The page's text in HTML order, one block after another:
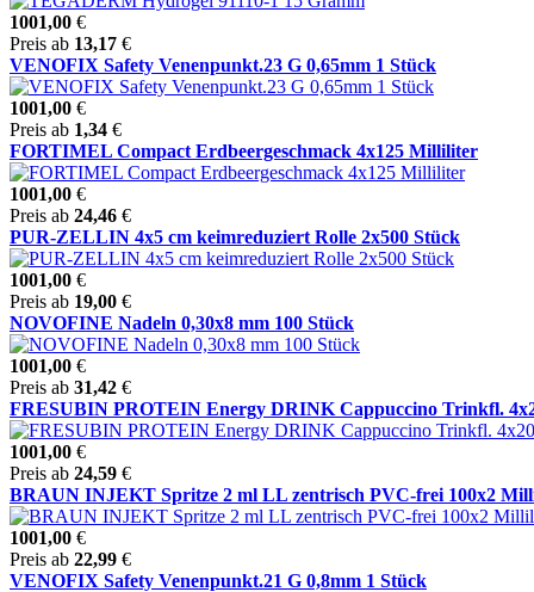
1001,00 €
Preis ab 13,17 €
VENOFIX Safety Venenpunkt.23 G 0,65mm 1 Stück
1001,00 €
Preis ab 1,34 €
FORTIMEL Compact Erdbeergeschmack 4x125 Milliliter
1001,00 €
Preis ab 24,46 €
PUR-ZELLIN 4x5 cm keimreduziert Rolle 2x500 Stück
1001,00 €
Preis ab 19,00 €
NOVOFINE Nadeln 0,30x8 mm 100 Stück
1001,00 €
Preis ab 31,42 €
FRESUBIN PROTEIN Energy DRINK Cappuccino Trinkfl.
1001,00 €
Preis ab 24,59 €
BRAUN INJEKT Spritze 2 ml LL zentrisch PVC-frei 100x2
1001,00 €
Preis ab 22,99 €
VENOFIX Safety Venenpunkt.21 G 0,8mm 1 Stück